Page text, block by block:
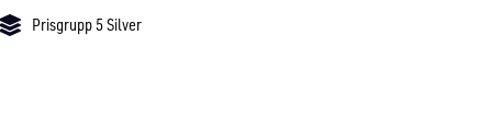
Prisgrupp 5 Silver